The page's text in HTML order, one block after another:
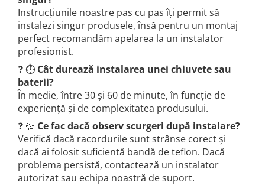
Instrucțiunile noastre pas cu pas îți permit să
instalezi singur produsele, însă pentru un montaj
perfect recomandăm apelarea la un instalator
profesionist.
❓ ⏱️ Cât durează instalarea unei chiuvete sau
baterii?
În medie, între 30 și 60 de minute, în funcție de
experiență și de complexitatea produsului.
❓ 💦 Ce fac dacă observ scurgeri după instalare?
Verifică dacă racordurile sunt strânse corect și
dacă ai folosit suficientă bandă de teflon. Dacă
problema persistă, contactează un instalator
autorizat sau echipa noastră de suport.